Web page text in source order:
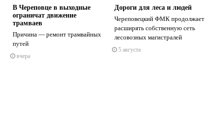
В Череповце в выходные
ограничат движение
трамваев
Причина — ремонт трамвайных
путей
вчера
Дороги для леса и людей
Череповецкий ФМК продолжает
расширять собственную сеть
лесовозных магистралей
5 августа